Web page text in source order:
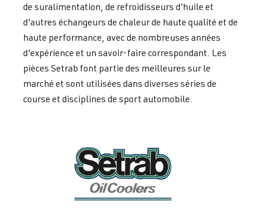
de suralimentation, de refroidisseurs d'huile et
d'autres échangeurs de chaleur de haute qualité et de
haute performance, avec de nombreuses années
d'expérience et un savoir-faire correspondant. Les
pièces Setrab font partie des meilleures sur le
marché et sont utilisées dans diverses séries de
course et disciplines de sport automobile.